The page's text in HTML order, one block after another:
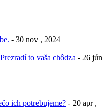
- 30 nov , 2024
to vaša chôdza - 26 jún
ich potrebujeme? - 20 apr ,